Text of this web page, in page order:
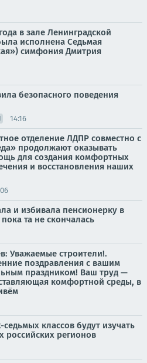
в зале Ленинградской
исполнена Седьмая
симфония Дмитрия
безопасного поведения
14:16
отделение ЛДПР совместно с
продолжают оказывать
для создания комфортных
и восстановления наших
и избивала пенсионерку в
та не скончалась
Уважаемые строители!.
поздравления с вашим
праздником! Ваш труд —
комфортной среды, в
классов будут изучать
российских регионов